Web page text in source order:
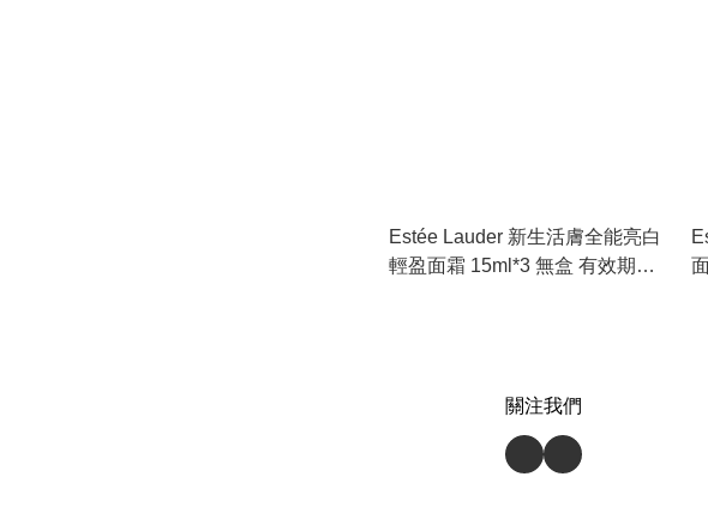
Estée Lauder 新生活膚全能亮白
輕盈面霜 15ml*3 無盒 有效期
面
關注我們